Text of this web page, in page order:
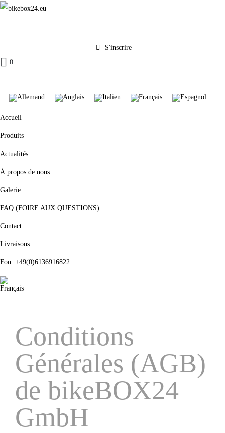
S'inscrire
0
Accueil
Produits
Actualités
À propos de nous
Galerie
FAQ (FOIRE AUX QUESTIONS)
Contact
Livraisons
Fon: +49(0)6136916822
Conditions
Générales (AGB)
de bikeBOX24
GmbH